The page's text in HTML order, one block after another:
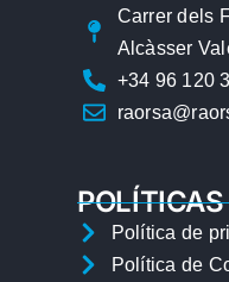
Carrer dels
Alcàsser
+34 96 120
Política de
Política de